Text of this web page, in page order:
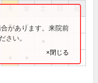
祝
● ●
があります。来院前
さい。
×閉じる